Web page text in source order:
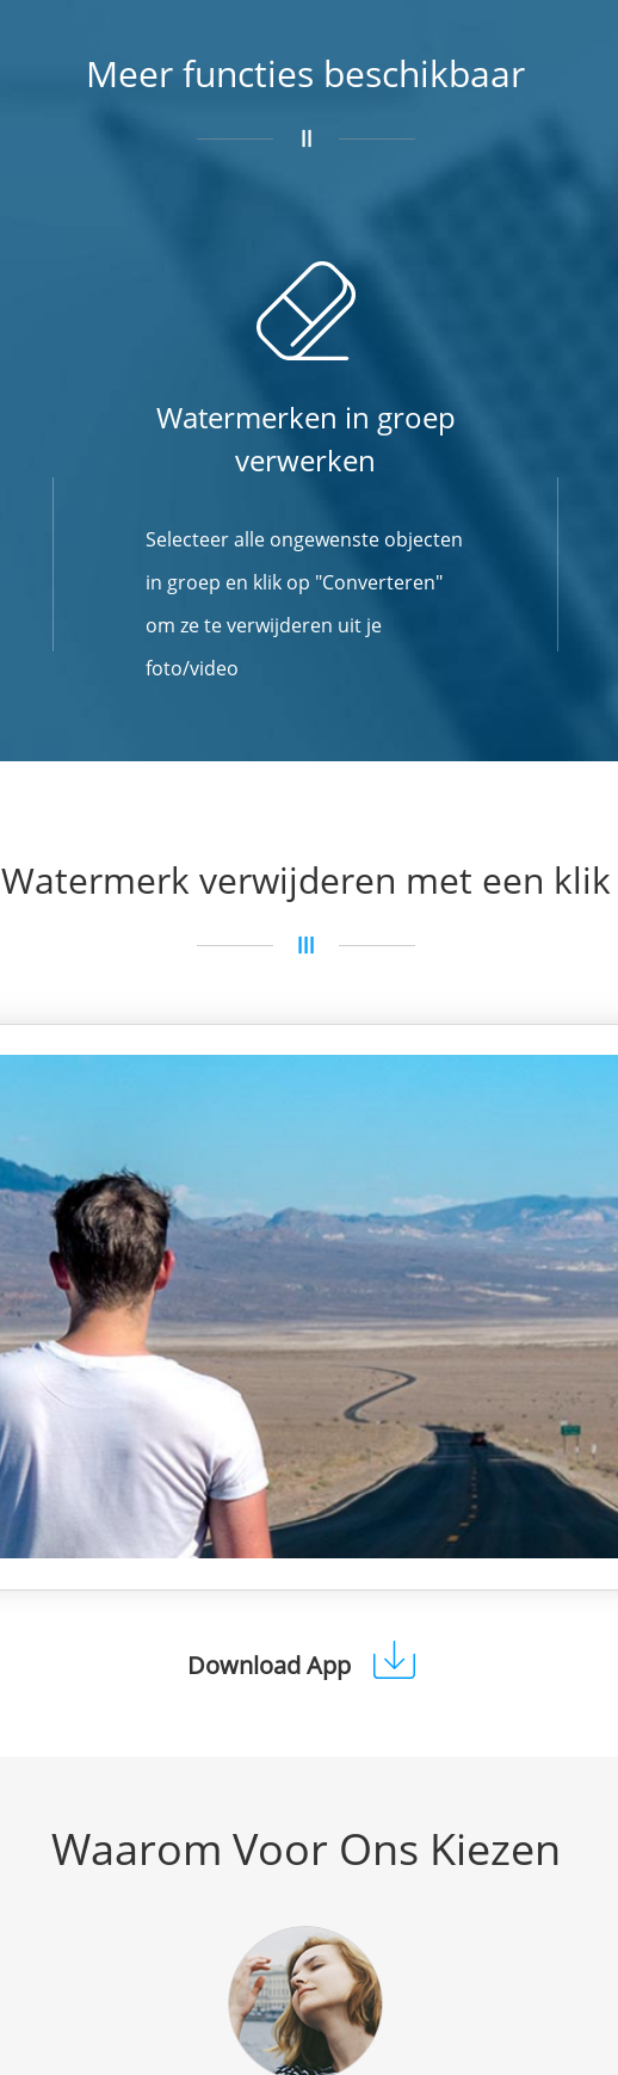
Meer functies beschikbaar
Watermerken in groep
verwerken
Selecteer alle ongewenste objecten
in groep en klik op "Converteren"
om ze te verwijderen uit je
foto/video
Watermerk verwijderen met een klik
Download App
Waarom Voor Ons Kiezen